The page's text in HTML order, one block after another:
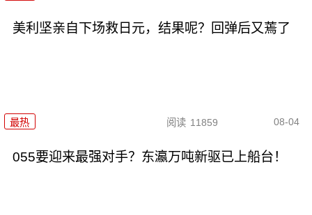
美利坚亲自下场救日元，结果呢？回弹后又蔫了
最热 阅读 11859 08-04
055要迎来最强对手？东瀛万吨新驱已上船台！